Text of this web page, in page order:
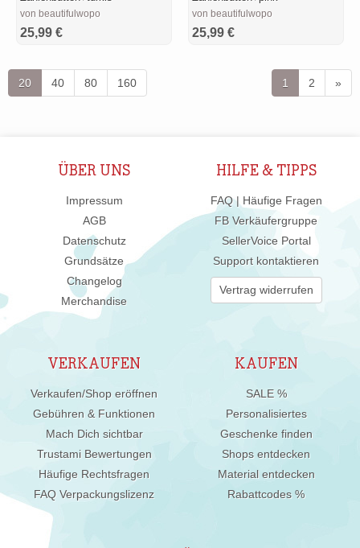
von beautifulwopo
25,99 €
von beautifulwopo
25,99 €
20 40 80 160 1 2 »
ÜBER UNS
Impressum
AGB
Datenschutz
Grundsätze
Changelog
Merchandise
HILFE & TIPPS
FAQ | Häufige Fragen
FB Verkäufergruppe
SellerVoice Portal
Support kontaktieren
Vertrag widerrufen
VERKAUFEN
Verkaufen/Shop eröffnen
Gebühren & Funktionen
Mach Dich sichtbar
Trustami Bewertungen
Häufige Rechtsfragen
FAQ Verpackungslizenz
KAUFEN
SALE %
Personalisiertes
Geschenke finden
Shops entdecken
Material entdecken
Rabattcodes %